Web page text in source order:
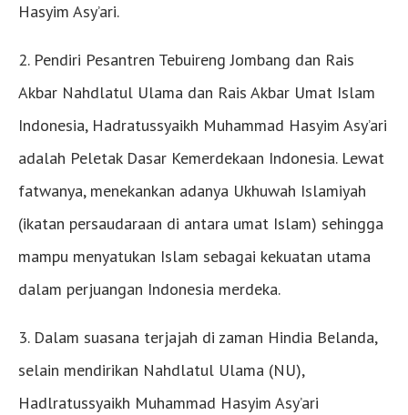
Hasyim Asy’ari.
2. Pendiri Pesantren Tebuireng Jombang dan Rais
Akbar Nahdlatul Ulama dan Rais Akbar Umat Islam
Indonesia, Hadratussyaikh Muhammad Hasyim Asy’ari
adalah Peletak Dasar Kemerdekaan Indonesia. Lewat
fatwanya, menekankan adanya Ukhuwah Islamiyah
(ikatan persaudaraan di antara umat Islam) sehingga
mampu menyatukan Islam sebagai kekuatan utama
dalam perjuangan Indonesia merdeka.
3. Dalam suasana terjajah di zaman Hindia Belanda,
selain mendirikan Nahdlatul Ulama (NU),
Hadlratussyaikh Muhammad Hasyim Asy’ari